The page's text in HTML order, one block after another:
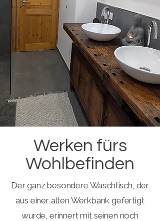
Werken fürs
Wohlbefinden
Der ganz besondere Waschtisch, der
aus einer alten Werkbank gefertigt
wurde, erinnert mit seinen noch